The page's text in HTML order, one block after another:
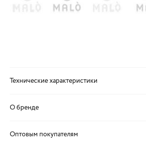
Технические характеристики
О бренде
Оптовым покупателям